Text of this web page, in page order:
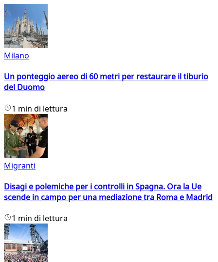
Milano
Un ponteggio aereo di 60 metri per restaurare il tiburio
del Duomo
1 min di lettura
Migranti
Disagi e polemiche per i controlli in Spagna. Ora la Ue
scende in campo per una mediazione tra Roma e Madrid
1 min di lettura